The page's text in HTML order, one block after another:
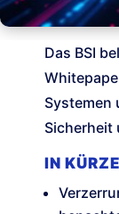
Das BSI
Systemen
Sicherheit
IN KÜRZE